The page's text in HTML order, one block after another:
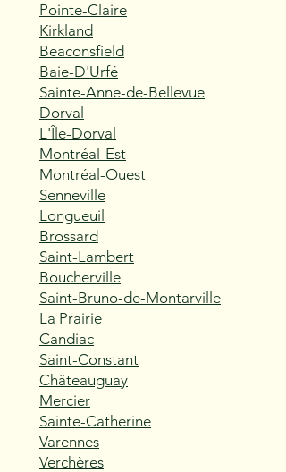
Pointe-Claire
Kirkland
Beaconsfield
Baie-D'Urfé
Sainte-Anne-de-Bellevue
Dorval
L'Île-Dorval
Montréal-Est
Montréal-Ouest
Senneville
Longueuil
Brossard
Saint-Lambert
Boucherville
Saint-Bruno-de-Montarville
La Prairie
Candiac
Saint-Constant
Châteauguay
Mercier
Sainte-Catherine
Varennes
Verchères